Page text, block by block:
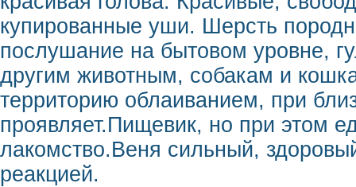
купированные уши. Шерсть
послушание на бытовом уровне,
другим животным, собакам и
территорию облаиванием, при
проявляет.Пищевик, но при этом
лакомство.Веня сильный,
реакцией.